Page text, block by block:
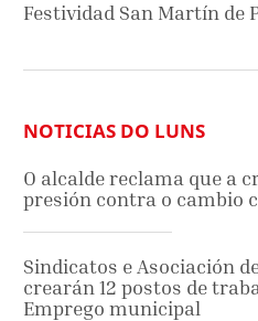
Festividad San Martín de
NOTICIAS DO LUNS
O alcalde reclama que a
presión contra o cambio
Sindicatos e Asociación
crearán 12 postos de
Emprego municipal